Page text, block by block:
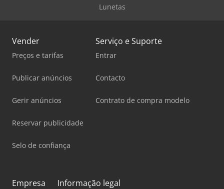
Lunetas
Vender
Preços e tarifas
Publicar anúncios
Gerir anúncios
Reservar publicidade
Selo de confiança
Serviço e Suporte
Entrar
Contacto
Contrato de compra modelo
Empresa Informação legal